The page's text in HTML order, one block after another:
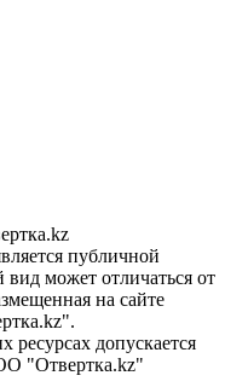
публичной
может отличаться от
на сайте
допускается
"Отвертка.kz"